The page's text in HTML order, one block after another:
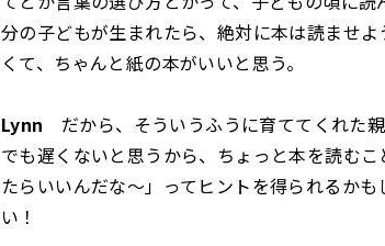
分の子どもが生まれたら、絶対に本は読ませ
くて、ちゃんと紙の本がいいと思う。
Lynn だから、そういうふうに育ててくれた
でも遅くないと思うから、ちょっと本を読む
たらいいんだな〜」ってヒントを得られるか
い！